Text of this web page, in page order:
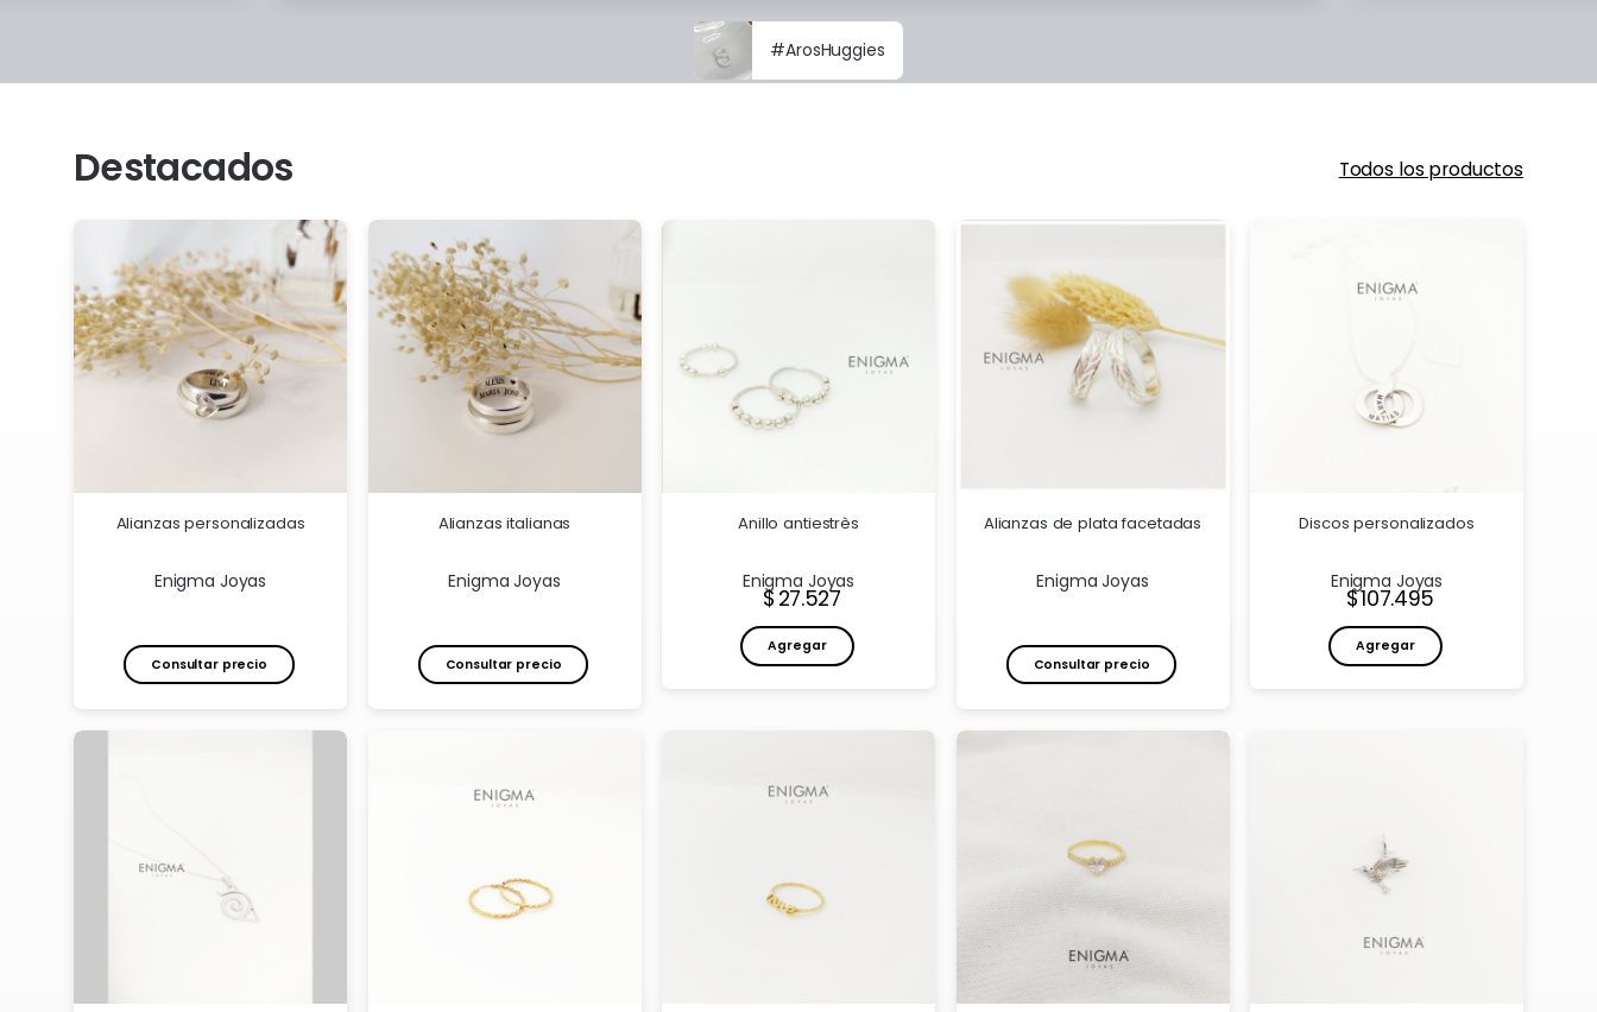
#ArosHuggies
Destacados Todos los productos
Alianzas personalizadas
Enigma Joyas
Consultar precio
Alianzas italianas
Enigma Joyas
Consultar precio
Anillo antiestrès
Enigma Joyas
Precio:
27.527
Agregar
Alianzas de plata facetadas
Enigma Joyas
Consultar precio
Discos personalizados
Enigma Joyas
Precio:
107.495
Agregar